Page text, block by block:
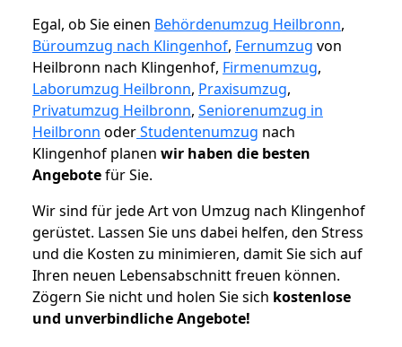
Egal, ob Sie einen Behördenumzug Heilbronn,
Büroumzug nach Klingenhof, Fernumzug von
Heilbronn nach Klingenhof, Firmenumzug,
Laborumzug Heilbronn, Praxisumzug,
Privatumzug Heilbronn, Seniorenumzug in
Heilbronn oderStudentenumzug nach
Klingenhof planen wir haben die besten
Angebotefür Sie.
Wir sind für jede Art von Umzug nach Klingenhof
gerüstet. Lassen Sie uns dabei helfen, den Stress
und die Kosten zu minimieren, damit Sie sich auf
Ihren neuen Lebensabschnitt freuen können.
Zögern Sie nicht und holen Sie sich kostenlose
und unverbindliche Angebote!